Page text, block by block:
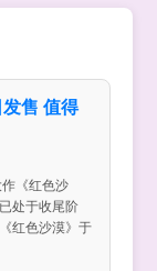
售 值得
《红色沙
处于收尾阶
红色沙漠》于